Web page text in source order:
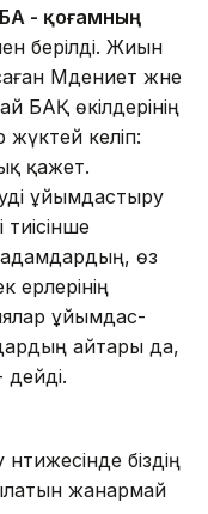
- қоғамның
берілді. Жиын
Мәдениет және
БАҚ өкілдерінің
келіп:
қажет.
ұйымдастыру
өз
ерлерінің
ұйымдас­
айтары да,
біздің
жанармай